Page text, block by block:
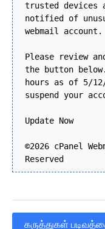
trusted devices
notified of
webmail account.
Please review
the button
hours as of 5/
suspend your
Update Now
©2026 cPanel
Reserved
கருத்துகள்